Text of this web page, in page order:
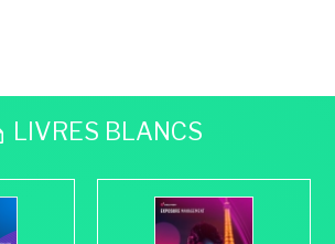
LIVRES BLANCS